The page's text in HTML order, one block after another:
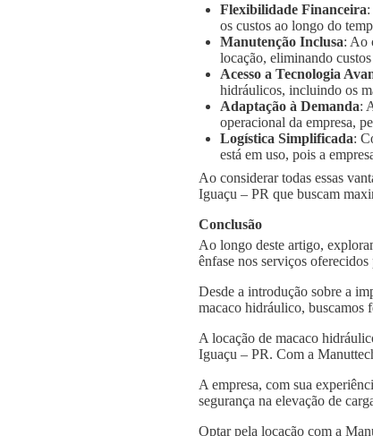
Flexibilidade Financeira
os custos ao longo do
Manutenção Inclusa: Ao
locação, eliminando
Acesso a Tecnologia
hidráulicos, incluindo os
Adaptação à Demanda:
operacional da empresa,
Logística Simplificada:
está em uso, pois a
Ao considerar todas essas
Iguaçu – PR que buscam
Conclusão
Ao longo deste artigo,
ênfase nos serviços
Desde a introdução sobre a
macaco hidráulico, buscamos
A locação de macaco
Iguaçu – PR. Com a
A empresa, com sua
segurança na elevação de
Optar pela locação com a